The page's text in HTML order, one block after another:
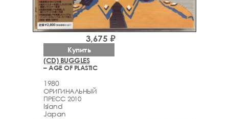
(CD) BUGGLES
– AGE OF PLASTIC
1980
ОРИГИНАЛЬНЫЙ
ПРЕСС 2010
Island
Japan
3,675 ₽
Купить